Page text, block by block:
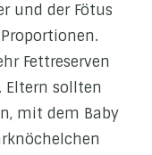
und der Fötus
Fettreserven
Eltern sollten
mit dem Baby